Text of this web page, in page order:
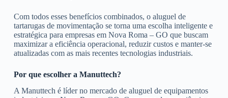
Com todos esses benefícios combinados, o aluguel de
tartarugas de movimentação se torna uma escolha inteligente e
estratégica para empresas em Nova Roma – GO que buscam
maximizar a eficiência operacional, reduzir custos e manter-se
atualizadas com as mais recentes tecnologias industriais.
Por que escolher a Manuttech?
A Manuttech é líder no mercado de aluguel de equipamentos